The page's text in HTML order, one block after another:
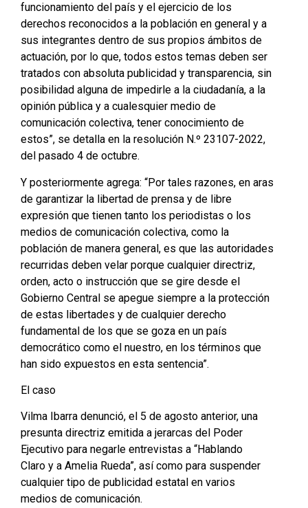
funcionamiento del país y el ejercicio de los
derechos reconocidos a la población en general y a
sus integrantes dentro de sus propios ámbitos de
actuación, por lo que, todos estos temas deben ser
tratados con absoluta publicidad y transparencia, sin
posibilidad alguna de impedirle a la ciudadanía, a la
opinión pública y a cualesquier medio de
comunicación colectiva, tener conocimiento de
estos”, se detalla en la resolución N.º 23107-2022,
del pasado 4 de octubre.
Y posteriormente agrega: “Por tales razones, en aras
de garantizar la libertad de prensa y de libre
expresión que tienen tanto los periodistas o los
medios de comunicación colectiva, como la
población de manera general, es que las autoridades
recurridas deben velar porque cualquier directriz,
orden, acto o instrucción que se gire desde el
Gobierno Central se apegue siempre a la protección
de estas libertades y de cualquier derecho
fundamental de los que se goza en un país
democrático como el nuestro, en los términos que
han sido expuestos en esta sentencia”.
El caso
Vilma Ibarra denunció, el 5 de agosto anterior, una
presunta directriz emitida a jerarcas del Poder
Ejecutivo para negarle entrevistas a “Hablando
Claro y a Amelia Rueda”, así como para suspender
cualquier tipo de publicidad estatal en varios
medios de comunicación.